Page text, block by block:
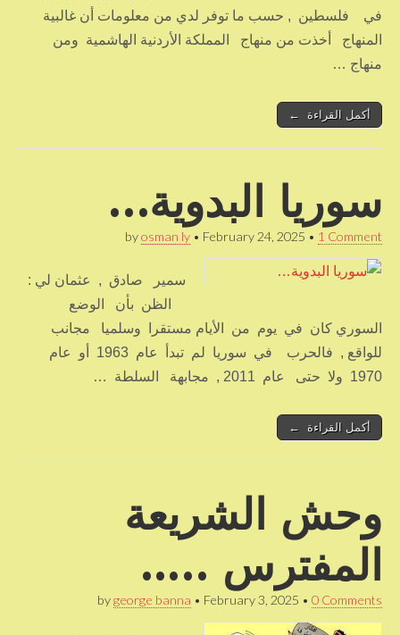
في فلسطين , حسب ما توفر لدي من معلومات أن غالبية
المنهاج أخذت من منهاج المملكة الأردنية الهاشمية ومن
منهاج …
أكمل القراءة ←
سوريا البدوية…
byosman ly • February 24, 2025 • 1 Comment
سمير صادق , عثمان لي :
الظن بأن الوضع
السوري كان في يوم من الأيام مستقرا وسلميا مجانب
للواقع , فالحرب في سوريا لم تبدأ عام 1963 أو عام
1970 ولا حتى عام 2011 , مجابهة السلطة …
أكمل القراءة ←
وحش الشريعة
المفترس …..
bygeorge banna • February 3, 2025 • 0 Comments